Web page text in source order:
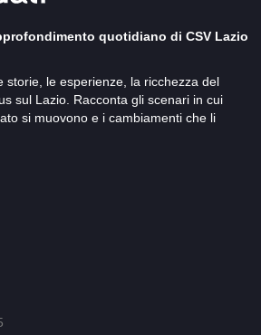
quotidiano di CSV Lazio
storie, le esperienze, la ricchezza del
sul Lazio. Racconta gli scenari in cui
si muovono e i cambiamenti che li